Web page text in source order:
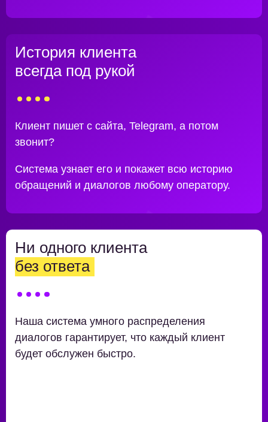
История клиента
всегда под рукой
Клиент пишет с сайта, Telegram, а потом
звонит?
Система узнает его и покажет всю историю
обращений и диалогов любому оператору.
Ни одного клиента
без ответа
Наша система умного распределения
диалогов гарантирует, что каждый клиент
будет обслужен быстро.